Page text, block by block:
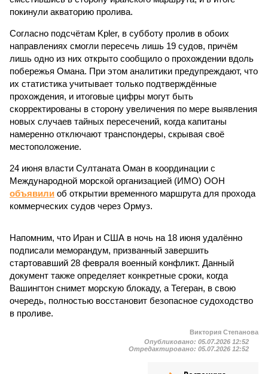
покинули акваторию пролива.
Согласно подсчётам Kpler, в субботу пролив в обоих
направлениях смогли пересечь лишь 19 судов, причём
лишь одно из них открыто сообщило о прохождении вдоль
побережья Омана. При этом аналитики предупреждают, что
их статистика учитывает только подтверждённые
прохождения, и итоговые цифры могут быть
скорректированы в сторону увеличения по мере выявления
новых случаев тайных пересечений, когда капитаны
намеренно отключают транспондеры, скрывая своё
местоположение.
24 июня власти Султаната Оман в координации с
Международной морской организацией (ИМО) ООН
объявили об открытии временного маршрута для прохода
коммерческих судов через Ормуз.
Напомним, что Иран и США в ночь на 18 июня удалённо
подписали меморандум, призванный завершить
стартовавший 28 февраля военный конфликт. Данный
документ также определяет конкретные сроки, когда
Вашингтон снимет морскую блокаду, а Тегеран, в свою
очередь, полностью восстановит безопасное судоходство
в проливе.
Виктория Степанова
Опубликовано: 05.07.2026 12:52
Отредактировано: 05.07.2026 12:52